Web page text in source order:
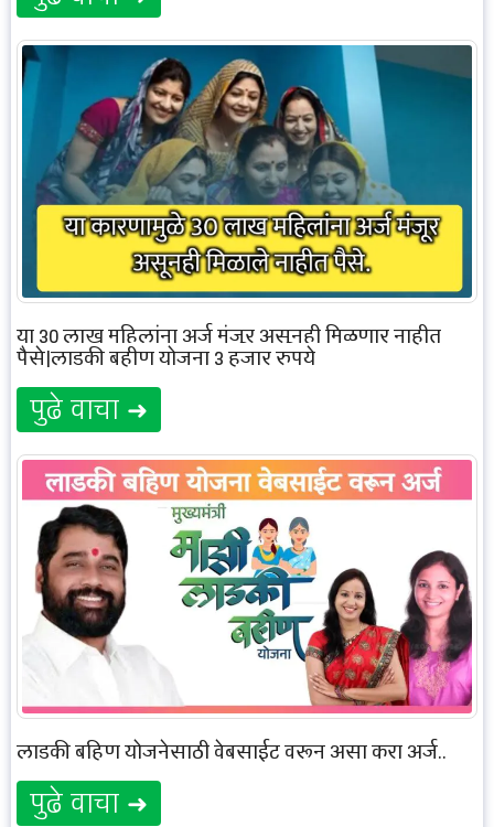
या 30 लाख महिलांना अर्ज मंजूर असूनही मिळणार नाहीत
पैसे|लाडकी बहीण योजना 3 हजार रुपये
पुढे वाचा ➜
लाडकी बहिण योजनेसाठी वेबसाईट वरून असा करा अर्ज..
पुढे वाचा ➜